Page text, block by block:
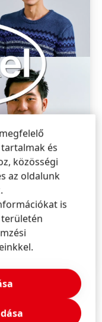
és
közösségi
az oldalunk
is